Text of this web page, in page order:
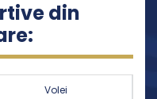
din
Volei